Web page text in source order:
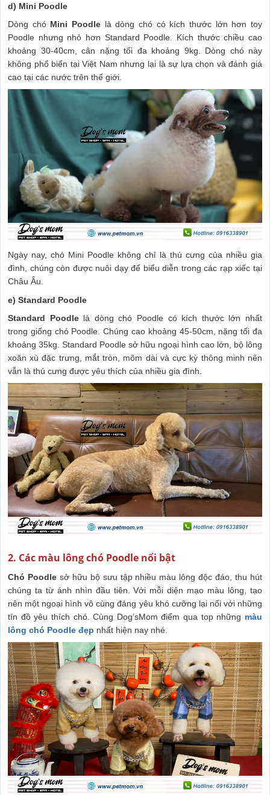
d) Mini Poodle
Dòng chó Mini Poodle là dòng chó có kích thước lớn hơn toy
Poodle nhưng nhỏ hơn Standard Poodle. Kích thước chiều cao
khoảng 30-40cm, cân nặng tối đa khoảng 9kg. Dòng chó này
không phổ biến tại Việt Nam nhưng lại là sự lựa chọn và đánh giá
cao tại các nước trên thế giới.
Ngày nay, chó Mini Poodle không chỉ là thú cưng của nhiều gia
đình, chúng còn được nuôi dạy để biểu diễn trong các rạp xiếc tại
Châu Âu.
e) Standard Poodle
Standard Poodlelà dòng chó Poodle có kích thước lớn nhất
trong giống chó Poodle. Chúng cao khoảng 45-50cm, nặng tối đa
khoảng 35kg. Standard Poodle sở hữu ngoại hình cao lớn, bộ lông
xoăn xù đặc trưng, mắt tròn, mõm dài và cực kỳ thông minh nên
vẫn là thú cưng được yêu thích của nhiều gia đình.
2. Các màu lông chó Poodle nổi bật
Chó Poodlesở hữu bộ sưu tập nhiều màu lông độc đáo, thu hút
chúng ta từ ánh nhìn đầu tiên. Với mỗi diện mạo màu lông, tạo
nên một ngoại hình vô cùng đáng yêu khó cưỡng lại nổi với những
tín đồ yêu thích chó. Cùng Dog’sMom điểm qua top những màu
lông chó Poodle đẹp nhất hiện nay nhé.